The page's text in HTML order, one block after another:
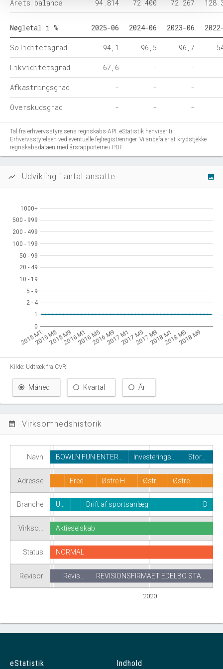
Årets balance 94.814 72.400 72.267
Nøgletal i % 2025-06 2024-06 2023-06
Soliditetsgrad 94,1 96,5 96,7
Likviditetsgrad 67,6 - -
Afkastningsgrad - - -
Overskudsgrad - - -
Tal fra erhvervsstyrelsens regnskabs-API. eStatistik henviser til
Erhvervsstyrelsen ved eventuelle fejlregistreringer. Vi anbefaler at krydstjekke
regnskabsdataen med årsrapporterne i PDF.
show_chart Udvikling i antal ansatte image
2015 M12015 M52015 M92016 M12016 M52016 M92017 M12017 M52017 M92018 M12018 M52018 M9
0
0
11
2 - 4
2 - 4
5 - 9
5 - 9
10 - 19
10 - 19
20 - 49
20 - 49
50 - 99
50 - 99
100 - 199
100 - 199
200 - 499
200 - 499
500 - 999
500 - 999
1000+
1000+
Kilde: Udtræk fra CVR.
Måned Kvartal År
event_note Virksomhedshistorik
Navn
Adresse
Branche
Virkso…
Status
Revisor
2020
BOWLN FUN ENTER… Investerings… Stor…
Fred… Østre H… Østr… Østre…
U… Drift af sportsanlæg D
Aktieselskab
NORMAL
Revis… REVISIONSFIRMAET EDELBO STA…
eStatistik Indhold